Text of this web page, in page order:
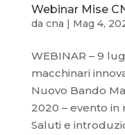
Webinar Mise
da cna | Mag 4,
WEBINAR – 9
macchinari
Nuovo Bando
2020 – evento in
Saluti e